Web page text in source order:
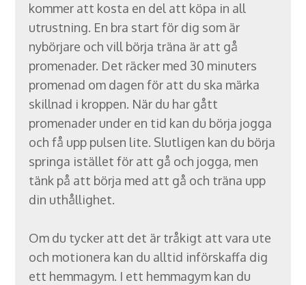
kommer att kosta en del att köpa in all
utrustning. En bra start för dig som är
nybörjare och vill börja träna är att gå
promenader. Det räcker med 30 minuters
promenad om dagen för att du ska märka
skillnad i kroppen. När du har gått
promenader under en tid kan du börja jogga
och få upp pulsen lite. Slutligen kan du börja
springa istället för att gå och jogga, men
tänk på att börja med att gå och träna upp
din uthållighet.
Om du tycker att det är tråkigt att vara ute
och motionera kan du alltid införskaffa dig
ett hemmagym. I ett hemmagym kan du